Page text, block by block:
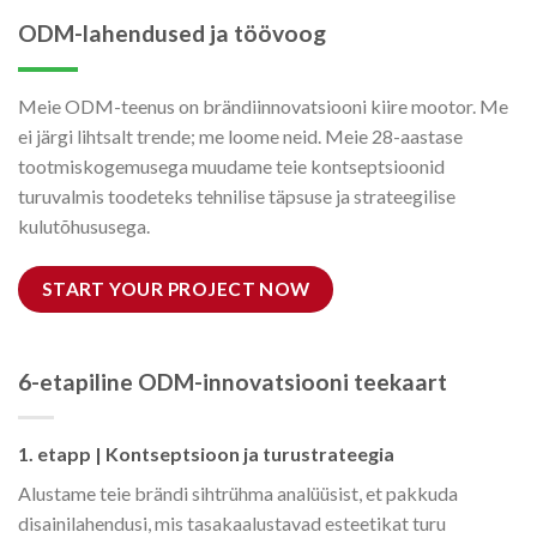
ODM-lahendused ja töövoog
Meie ODM-teenus on brändiinnovatsiooni kiire mootor. Me
ei järgi lihtsalt trende; me loome neid. Meie 28-aastase
tootmiskogemusega muudame teie kontseptsioonid
turuvalmis toodeteks tehnilise täpsuse ja strateegilise
kulutõhususega.
START YOUR PROJECT NOW
6-etapiline ODM-innovatsiooni teekaart
1. etapp | Kontseptsioon ja turustrateegia
Alustame teie brändi sihtrühma analüüsist, et pakkuda
disainilahendusi, mis tasakaalustavad esteetikat turu